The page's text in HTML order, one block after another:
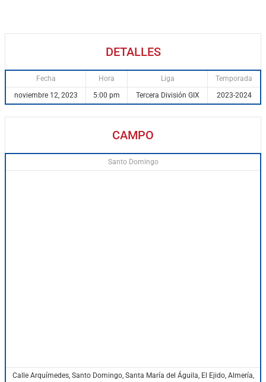
DETALLES
Fecha Hora Liga
Temporada
noviembre 12, 2023
5:00 pm Tercera División GIX 2023-2024
CAMPO
Santo Domingo
Calle Arquímedes, Santo Domingo, Santa María del Águila, El Ejido, Almería,